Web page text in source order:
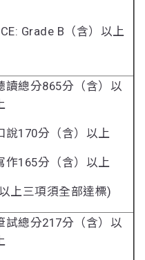
Grade B（含）以上
讀總分865分（含）以
說170分（含）以上
作165分（含）以上
上三項須全部達標)
試總分217分（含）以